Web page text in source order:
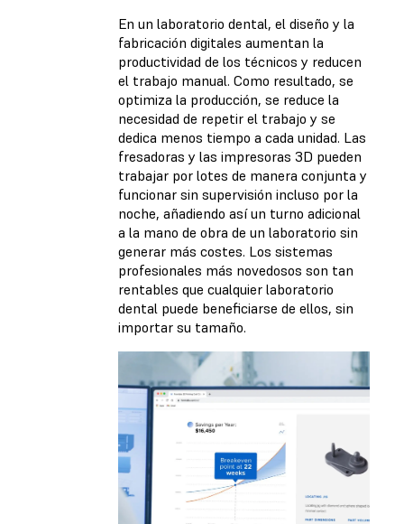
En un laboratorio dental, el diseño y la
fabricación digitales aumentan la
productividad de los técnicos y reducen
el trabajo manual. Como resultado, se
optimiza la producción, se reduce la
necesidad de repetir el trabajo y se
dedica menos tiempo a cada unidad. Las
fresadoras y las impresoras 3D pueden
trabajar por lotes de manera conjunta y
funcionar sin supervisión incluso por la
noche, añadiendo así un turno adicional
a la mano de obra de un laboratorio sin
generar más costes. Los sistemas
profesionales más novedosos son tan
rentables que cualquier laboratorio
dental puede beneficiarse de ellos, sin
importar su tamaño.